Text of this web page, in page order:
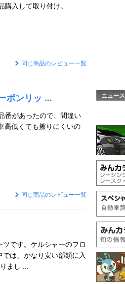
入して取り付け。
同じ商品のレビュー一覧
ボンリッ ...
番があったので、間違い
高低くても擦りにくいの
同じ商品のレビュー一覧
です。ケルシャーのフロ
は、かなり安い部類に入
まし ...
ニュース